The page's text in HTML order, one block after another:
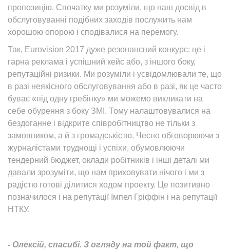
пропозицію. Спочатку ми розуміли, що наш досвід в
обслуговуванні подібних заходів послужить нам
хорошою опорою і сподівалися на перемогу.
Так, Eurovision 2017 дуже резонансний конкурс: це і
гарна реклама і успішний кейс або, з іншого боку,
репутаційні ризики. Ми розуміли і усвідомлювали те, що
в разі неякісного обслуговування або в разі, як це часто
буває «під одну гребінку» ми можемо викликати на
себе обурення з боку ЗМІ. Тому налаштовувалися на
бездоганне і відкрите співробітництво не тільки з
замовником, а й з громадськістю. Чесно обговорюючи з
журналістами труднощі і успіхи, обумовлюючи
тендерний бюджет, оклади робітників і інші деталі ми
давали зрозуміти, що нам приховувати нічого і ми з
радістю готові ділитися ходом проекту. Це позитивно
позначилося і на репутації Імпел Гріффін і на репутації
НТКУ.
- Олексій, спасибі. З огляду на той факт, що